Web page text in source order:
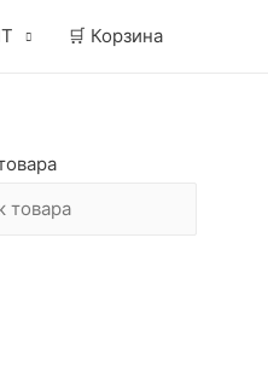
🛒 Корзина